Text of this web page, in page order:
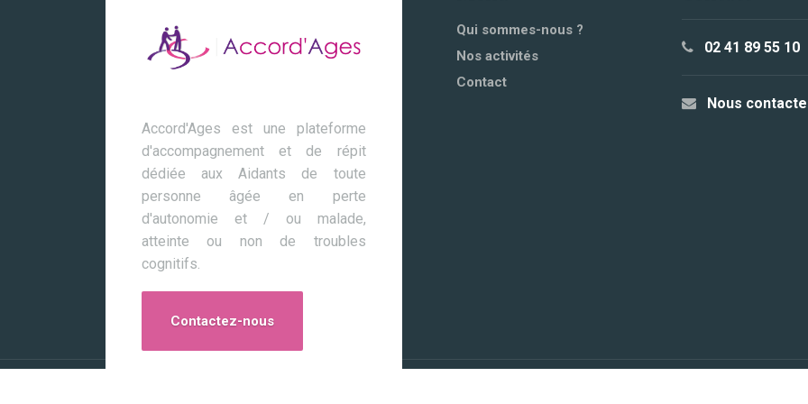
Accord'Ages est une plateforme
d'accompagnement et de répit
dédiée aux Aidants de toute
personne âgée en perte
d'autonomie et / ou malade,
atteinte ou non de troubles
cognitifs.
Contactez-nous
Qui sommes-nous ?
Nos activités
Contact
02 41 89 55 10
Nous